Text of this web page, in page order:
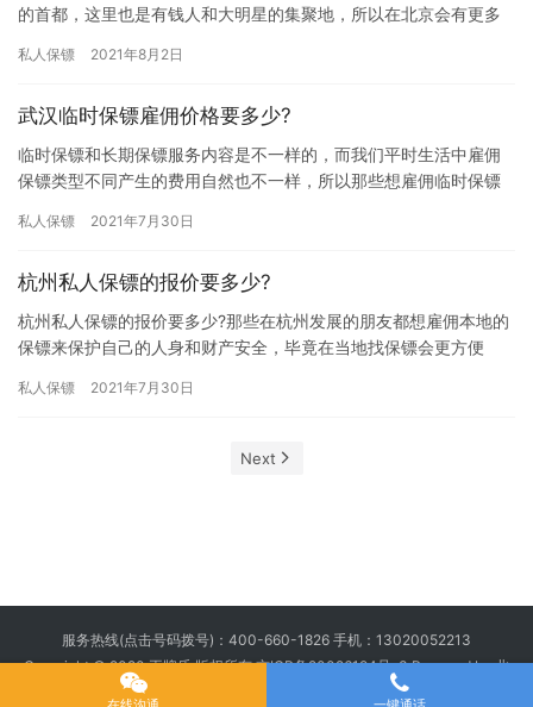
的首都，这里也是有钱人和大明星的集聚地，所以在北京会有更多
讲，他…
私人保镖 2021年8月2日
武汉临时保镖雇佣价格要多少?
临时保镖和长期保镖服务内容是不一样的，而我们平时生活中雇佣
保镖类型不同产生的费用自然也不一样，所以那些想雇佣临时保镖
多少?…
私人保镖 2021年7月30日
杭州私人保镖的报价要多少?
杭州私人保镖的报价要多少?那些在杭州发展的朋友都想雇佣本地的
保镖来保护自己的人身和财产安全，毕竟在当地找保镖会更方便
人保镖…
私人保镖 2021年7月30日
Next
服务热线(点击号码拨号)： 400-660-1826 手机： 13020052213
Copyright © 2020 王牌盾 版权所有京ICP备20026194号-3Powered by 北